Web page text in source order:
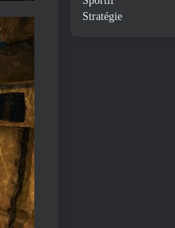
Stratégie